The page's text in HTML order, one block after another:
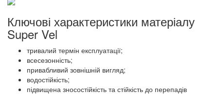
Ключові характеристики матеріалу
Super Vel
тривалий термін експлуатації;
всесезонність;
привабливий зовнішній вигляд;
водостійкість;
підвищена зносостійкість та стійкість до перепадів